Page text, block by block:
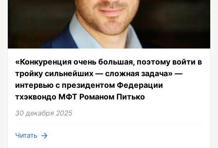
«Конкуренция очень большая, поэтому войти в
тройку сильнейших — сложная задача» —
интервью с президентом Федерации
тхэквондо МФТ Романом Питько
30 декабря 2025
Читать